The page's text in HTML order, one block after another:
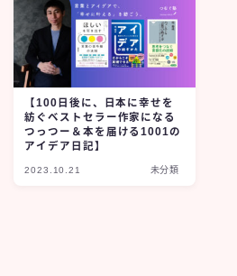
【100日後に、日本に幸せを
紡ぐベストセラー作家になる
つっつー＆本を届ける1001の
アイデア日記】
2023.10.21 未分類